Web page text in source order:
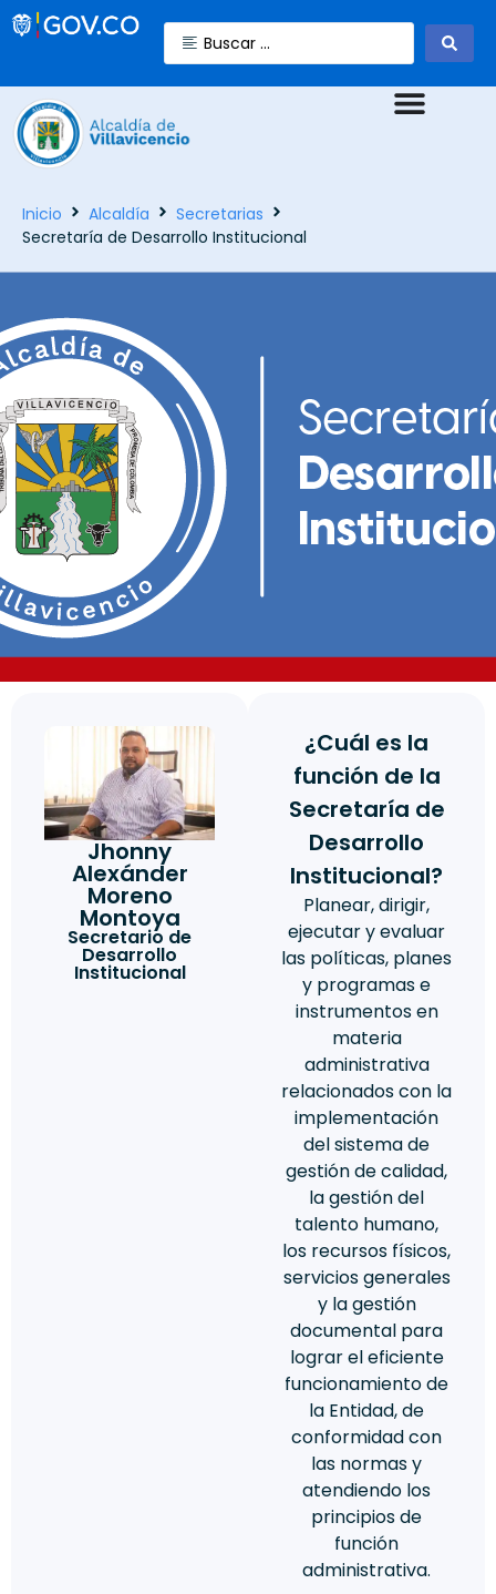
Inicio Alcaldía
Secretarias
Secretaría de Desarrollo Institucional
Jhonny
Alexánder
Moreno
Montoya
Secretario de
Desarrollo
Institucional
¿Cuál es la
función de la
Secretaría de
Desarrollo
Institucional?
Planear, dirigir,
ejecutar y evaluar
las políticas, planes
y programas e
instrumentos en
materia
administrativa
relacionados con la
implementación
del sistema de
gestión de calidad,
la gestión del
talento humano,
los recursos físicos,
servicios generales
y la gestión
documental para
lograr el eficiente
funcionamiento de
la Entidad, de
conformidad con
las normas y
atendiendo los
principios de
función
administrativa.